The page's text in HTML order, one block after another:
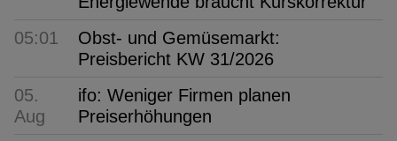
05:01
Obst- und Gemüsemarkt:
Preisbericht KW 31/2026
05.
Aug
ifo: Weniger Firmen planen
Preiserhöhungen